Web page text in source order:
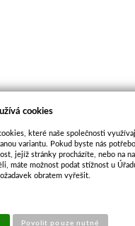
cookies
které naše společnosti
variantu. Pokud byste nás
jejíž stránky procházíte, nebo na
máte možnost podat stížnost u
obratem vyřešit.
Povolit pouze nutné